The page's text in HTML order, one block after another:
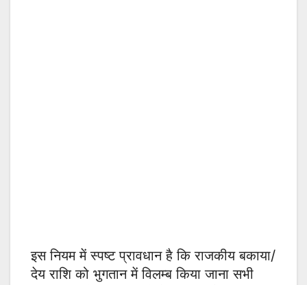
इस नियम में स्पष्ट प्रावधान है कि राजकीय बकाया/
देय राशि को भुगतान में विलम्ब किया जाना सभी